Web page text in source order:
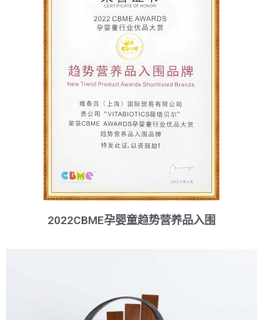
2022CBME孕婴童趋势营养品入围